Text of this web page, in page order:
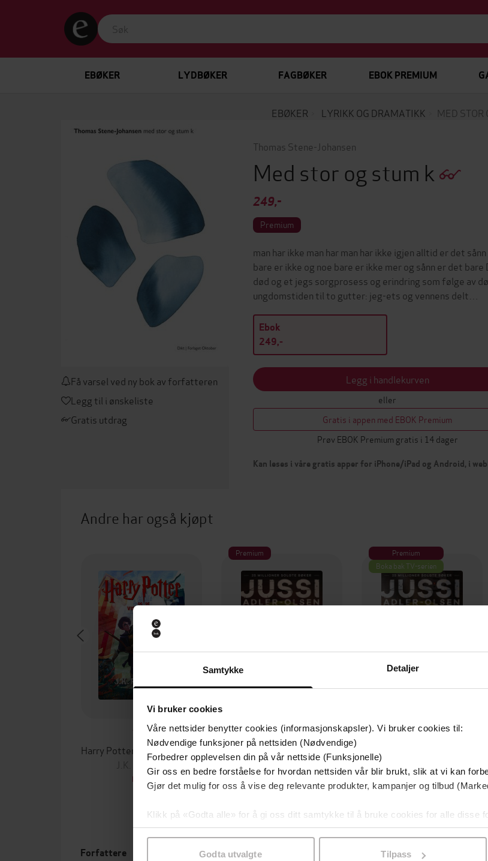
Samtykke Detaljer
Vi bruker cookies
Våre nettsider benytter cookies (informasjonskapsler). Vi bruker cookies til:
Nødvendige funksjoner på nettsiden (Nødvendige)
Forbedrer opplevelsen din på vår nettside (Funksjonelle)
Gir oss en bedre forståelse for hvordan nettsiden vår blir brukt, slik at vi kan
Gjør det mulig for oss å vise deg relevante produkter, kampanjer og tilbud
Klikk på «Godta alle» for å gi oss ditt samtykke til å bruke cookies for alle disse
samtykke til spesifikke formål ved å klikke på «Tilpass». Du kan når som helst
Godta utvalgte Tilpass
EBØKER LYDBØKER FAGBØKER EBOK PREMIUM
EBØKER LYRIKK OG DRAMATIKK MED STOR
Få varsel ved ny bok av forfatteren
Legg til i ønskeliste
Gratis utdrag
Thomas Stene-Johansen
Med stor og stum k
249,-
Premium
man har ikke man har man har ikke igjen alltid er det
bare er ikke og noe bare er ikke mer og sånn er det
død og et jegs sorgprosess og erindring som følge av
ungdomstiden til to gutter: jeg-ets og vennens delt…
Ebok
249,-
Legg i handlekurven
eller
Gratis i appen med EBOK Premium
Prøv EBOK Premium gratis i 14 dager
Kan leses i våre gratis apper for iPhone/iPad og Android, i
Andre har også kjøpt
79,-
Harry Potter og de vises stein
J.K. Rowling
EBOK
Premium
159,-
Marco-effekten
Jussi Adler-Olsen
Premium
Boka bak TV-serien
159,-
Forfattere Utgitt Sjanger